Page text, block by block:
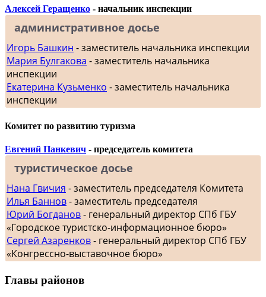
Алексей Геращенко - начальник инспекции
административное досье
Игорь Башкин - заместитель начальника инспекции
Мария Булгакова - заместитель начальника
инспекции
Екатерина Кузьменко - заместитель начальника
инспекции
Комитет по развитию туризма
Евгений Панкевич - председатель комитета
туристическое досье
Нана Гвичия - заместитель председателя Комитета
Илья Баннов- заместитель председателя
Юрий Богданов- генеральный директор СПб ГБУ
«Городское туристско-информационное бюро»
Сергей Азаренков- генеральный директор СПб ГБУ
«Конгрессно-выставочное бюро»
Главы районов